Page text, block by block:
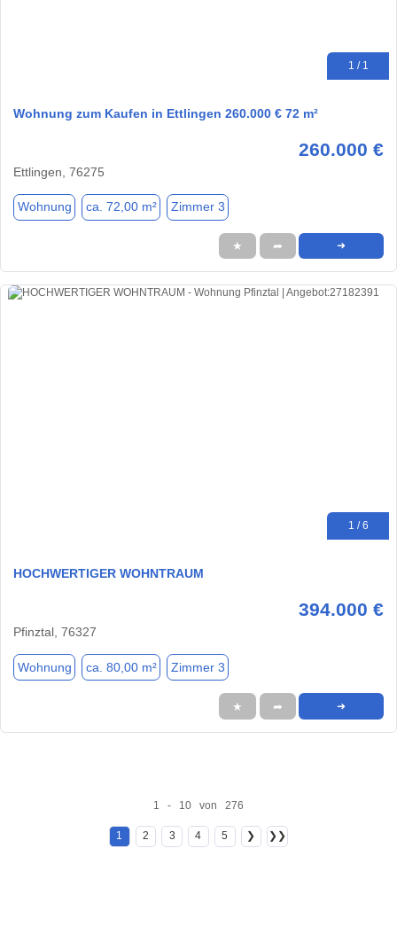
1 / 1
Wohnung zum Kaufen in Ettlingen 260.000 € 72 m²
260.000 €
Ettlingen, 76275
Wohnung ca. 72,00 m² Zimmer 3
★ ➦ ➜
1 / 6
HOCHWERTIGER WOHNTRAUM
394.000 €
Pfinztal, 76327
Wohnung ca. 80,00 m² Zimmer 3
★ ➦ ➜
1 - 10 von 276
1 2 3 4 5 ❯ ❯❯